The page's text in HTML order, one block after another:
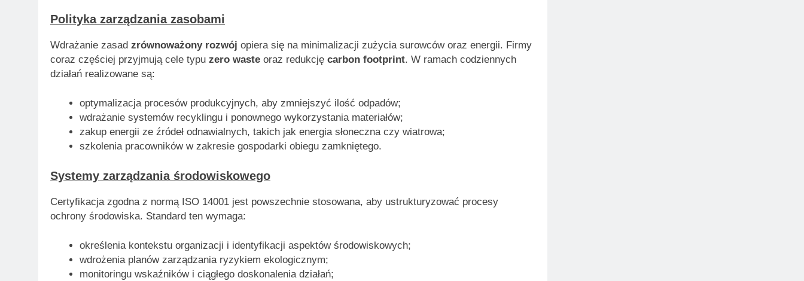
Polityka zarządzania zasobami
Wdrażanie zasad zrównoważony rozwój opiera się na minimalizacji zużycia surowców oraz energii. Firmy
coraz częściej przyjmują cele typu zero waste oraz redukcję carbon footprint. W ramach codziennych
działań realizowane są:
optymalizacja procesów produkcyjnych, aby zmniejszyć ilość odpadów;
wdrażanie systemów recyklingu i ponownego wykorzystania materiałów;
zakup energii ze źródeł odnawialnych, takich jak energia słoneczna czy wiatrowa;
szkolenia pracowników w zakresie gospodarki obiegu zamkniętego.
Systemy zarządzania środowiskowego
Certyfikacja zgodna z normą ISO 14001 jest powszechnie stosowana, aby ustrukturyzować procesy
ochrony środowiska. Standard ten wymaga:
określenia kontekstu organizacji i identyfikacji aspektów środowiskowych;
wdrożenia planów zarządzania ryzykiem ekologicznym;
monitoringu wskaźników i ciągłego doskonalenia działań;